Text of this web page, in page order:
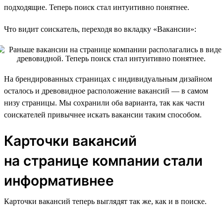
подходящие. Теперь поиск стал интуитивно понятнее.
Что видит соискатель, переходя во вкладку «Вакансии»:
На брендированных страницах с индивидуальным дизайном
осталось и древовидное расположение вакансий — в самом
низу страницы. Мы сохранили оба варианта, так как части
соискателей привычнее искать вакансии таким способом.
Карточки вакансий
на странице компании стали
информативнее
Карточки вакансий теперь выглядят так же, как и в поиске.